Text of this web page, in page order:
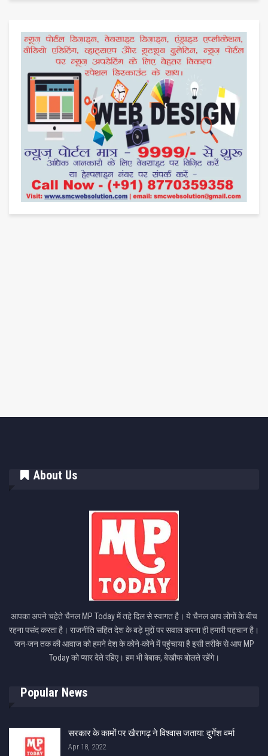
About Us
आपका अपने चहेते चैनल MP Today में तहे दिल से स्वागत है। ये चैनल आप लोगों के बीच
रहना पसंद करता है। राजनीति सहित देश के बड़े मुद्दों पर सवाल करना ही हमारी पहचान है।
जन-जन तक की आवाज को हमने देश के कोने-कोने में पहुंचाया है इसी तरीके से आप MP
Today को प्यार देते रहिए। हम भी बेबाक, बेखौफ बोलते रहेंगे।
Popular News
सरकार के कामों पर खैरागढ़ ने विश्वास जताया: दुर्गेश वर्मा
Apr 18, 2022